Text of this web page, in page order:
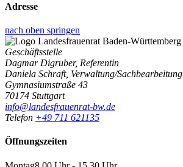
Adresse
nach oben springen
Geschäftsstelle
Dagmar Digruber, Referentin
Daniela Schraft, Verwaltung/Sachbearbeitung
Gymnasiumstraße 43
70174 Stuttgart
info@landesfrauenrat-bw.de
Telefon +49 711 621135
Öffnungszeiten